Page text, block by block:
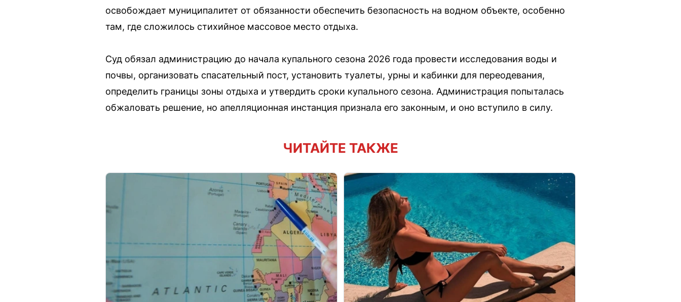
освобождает муниципалитет от обязанности обеспечить безопасность на водном объекте, особенно
там, где сложилось стихийное массовое место отдыха.
Суд обязал администрацию до начала купального сезона 2026 года провести исследования воды и
почвы, организовать спасательный пост, установить туалеты, урны и кабинки для переодевания,
определить границы зоны отдыха и утвердить сроки купального сезона. Администрация попыталась
обжаловать решение, но апелляционная инстанция признала его законным, и оно вступило в силу.
ЧИТАЙТЕ ТАКЖЕ